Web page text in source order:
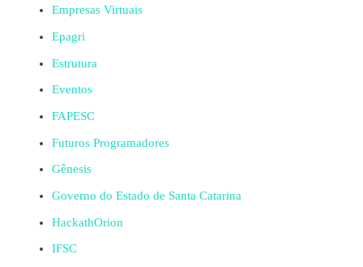
Empresas Virtuais
Epagri
Estrutura
Eventos
FAPESC
Futuros Programadores
Gênesis
Governo do Estado de Santa Catarina
HackathOrion
IFSC